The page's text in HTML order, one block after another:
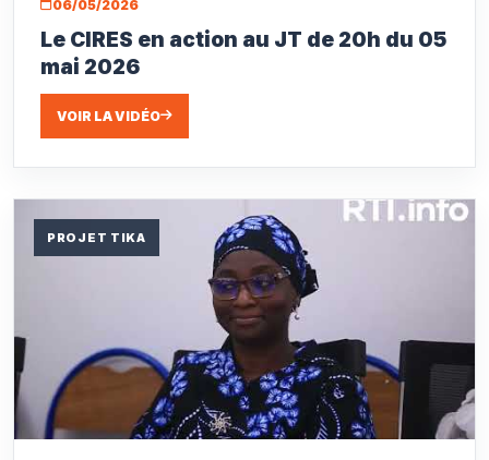
06/05/2026
Le CIRES en action au JT de 20h du 05
mai 2026
VOIR LA VIDÉO
PROJET TIKA